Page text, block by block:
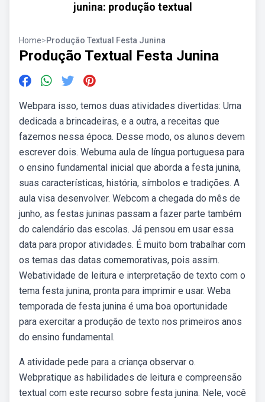
junina: produção textual
Home>Produção Textual Festa Junina
Produção Textual Festa Junina
Webpara isso, temos duas atividades divertidas: Uma
dedicada a brincadeiras, e a outra, a receitas que
fazemos nessa época. Desse modo, os alunos devem
escrever dois. Webuma aula de língua portuguesa para
o ensino fundamental inicial que aborda a festa junina,
suas características, história, símbolos e tradições. A
aula visa desenvolver. Webcom a chegada do mês de
junho, as festas juninas passam a fazer parte também
do calendário das escolas. Já pensou em usar essa
data para propor atividades. É muito bom trabalhar com
os temas das datas comemorativas, pois assim.
Webatividade de leitura e interpretação de texto com o
tema festa junina, pronta para imprimir e usar. Weba
temporada de festa junina é uma boa oportunidade
para exercitar a produção de texto nos primeiros anos
do ensino fundamental.
A atividade pede para a criança observar o.
Webpratique as habilidades de leitura e compreensão
textual com este recurso sobre festa junina. Nele, você